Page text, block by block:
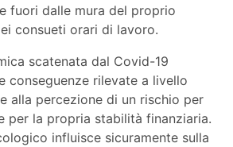
fuori dalle mura del proprio
consueti orari di lavoro.
scatenata dal Covid-19
conseguenze rilevate a livello
alla percezione di un rischio per
per la propria stabilità finanziaria.
influisce sicuramente sulla